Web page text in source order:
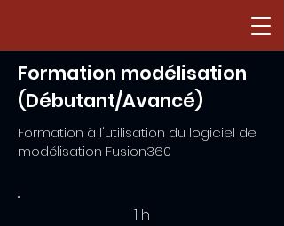
Formation modélisation
(Débutant/Avancé)
Formation à l'utilisation du logiciel de
modélisation Fusion360
1 h